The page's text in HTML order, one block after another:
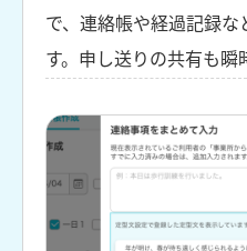
で、連絡帳や経過記録
す。申し送りの共有も瞬